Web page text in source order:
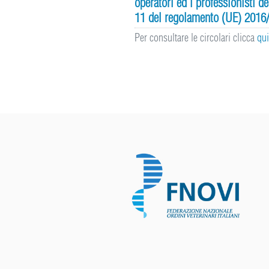
11 del regolamento (UE)
Per consultare le circolari cliccaqui